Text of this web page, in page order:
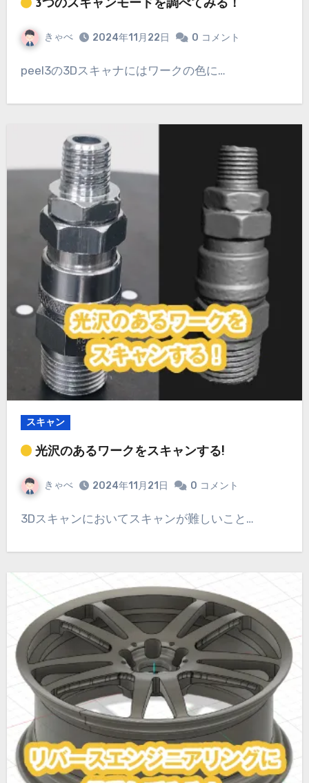
3つのスキャンモードを調べてみる！
きゃべ 2024年11月22日 0 コメント
peel3の3Dスキャナにはワークの色に…
スキャン
光沢のあるワークをスキャンする!
きゃべ 2024年11月21日 0 コメント
3Dスキャンにおいてスキャンが難しいこと…